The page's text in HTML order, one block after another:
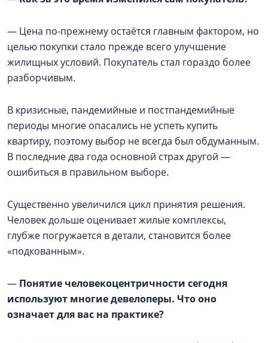
— Цена по-прежнему остаётся главным фактором, но
целью покупки стало прежде всего улучшение
жилищных условий. Покупатель стал гораздо более
разборчивым.
В кризисные, пандемийные и постпандемийные
периоды многие опасались не успеть купить
квартиру, поэтому выбор не всегда был обдуманным.
В последние два года основной страх другой —
ошибиться в правильном выборе.
Существенно увеличился цикл принятия решения.
Человек дольше оценивает жилые комплексы,
глубже погружается в детали, становится более
«подкованным».
— Понятие человекоцентричности сегодня
используют многие девелоперы. Что оно
означает для вас на практике?